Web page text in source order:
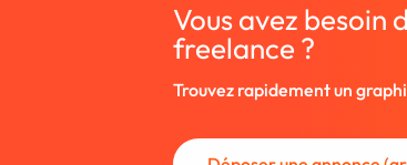
Vous avez besoin
freelance ?
Trouvez rapidement un